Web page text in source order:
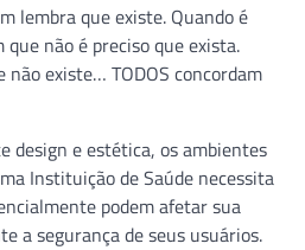
lembra que existe. Quando é
não é preciso que exista.
existe… TODOS concordam
design e estética, os ambientes
Instituição de Saúde necessita
podem afetar sua
a segurança de seus usuários.